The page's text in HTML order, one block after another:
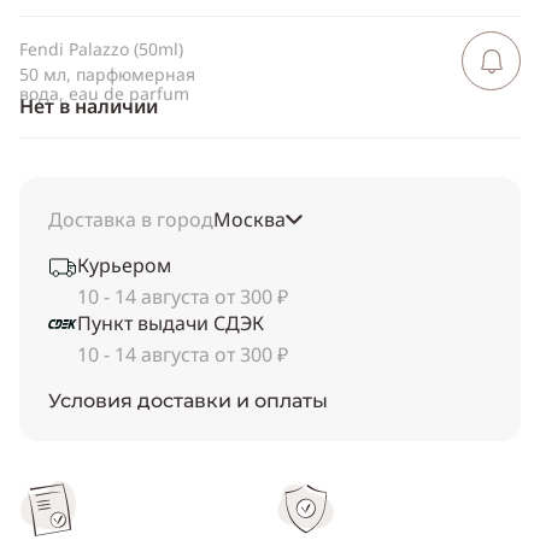
Fendi Palazzo (50ml)
50 мл, парфюмерная
вода, eau de parfum
Нет в наличии
Сообщить
Доставка в городМосква
Курьером
10 - 14 августа от 300 ₽
Пункт выдачи СДЭК
10 - 14 августа от 300 ₽
Условия доставки и оплаты